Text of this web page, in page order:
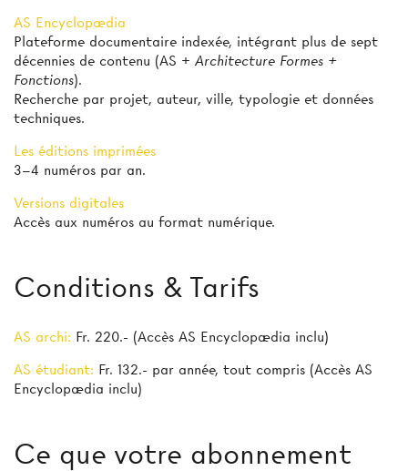
AS Encyclopædia
Plateforme documentaire indexée, intégrant plus de sept
décennies de contenu (AS + Architecture Formes +
Fonctions).
Recherche par projet, auteur, ville, typologie et données
techniques.
Les éditions imprimées
3–4 numéros par an.
Versions digitales
Accès aux numéros au format numérique.
Conditions & Tarifs
AS archi: Fr. 220.- (Accès AS Encyclopædia inclu)
AS étudiant: Fr. 132.- par année, tout compris (Accès AS
Encyclopædia inclu)
Ce que votre abonnement